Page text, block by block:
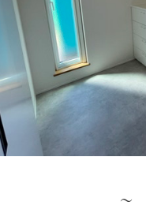
～